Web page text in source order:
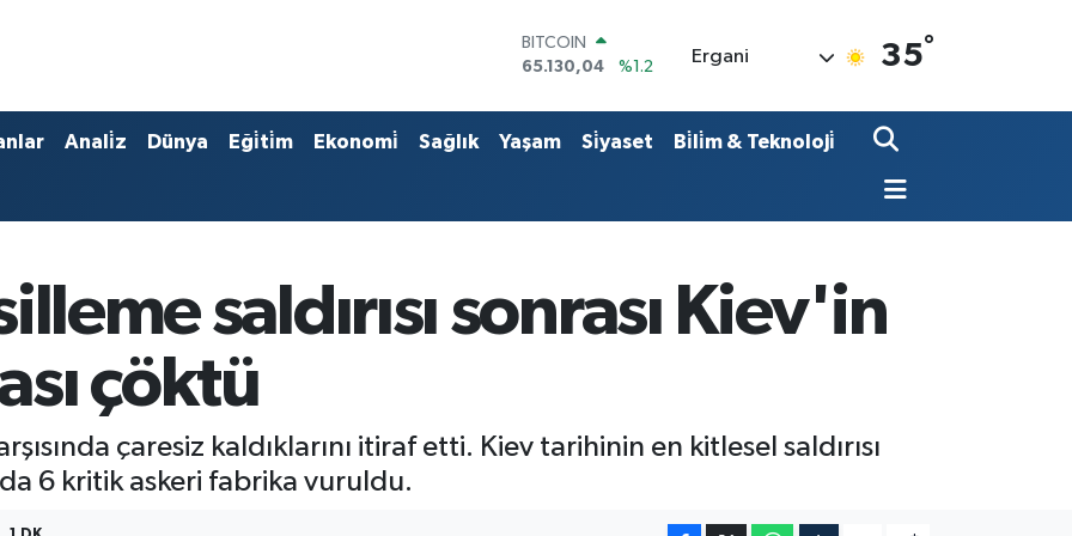
BITCOIN
65.130,04
%1.2
47,7106
%0.17
EURO
13.773
%-19
Ergani 35°
Anali̇z Dünya Eği̇ti̇m Ekonomi̇ Sağlık Yaşam Si̇yaset Bi̇li̇m & Teknoloji̇
saldırısı sonrası Kiev'in
çöktü
çaresiz kaldıklarını itiraf etti. Kiev tarihinin en kitlesel saldırısı
6 kritik askeri fabrika vuruldu.